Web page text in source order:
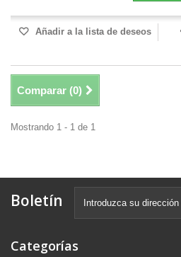
Añadir a la lista de deseos
Comparar (0)
Mostrando 1 - 1 de 1
Boletín
Categorías